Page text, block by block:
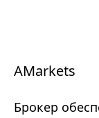
AMarkets
Брокер